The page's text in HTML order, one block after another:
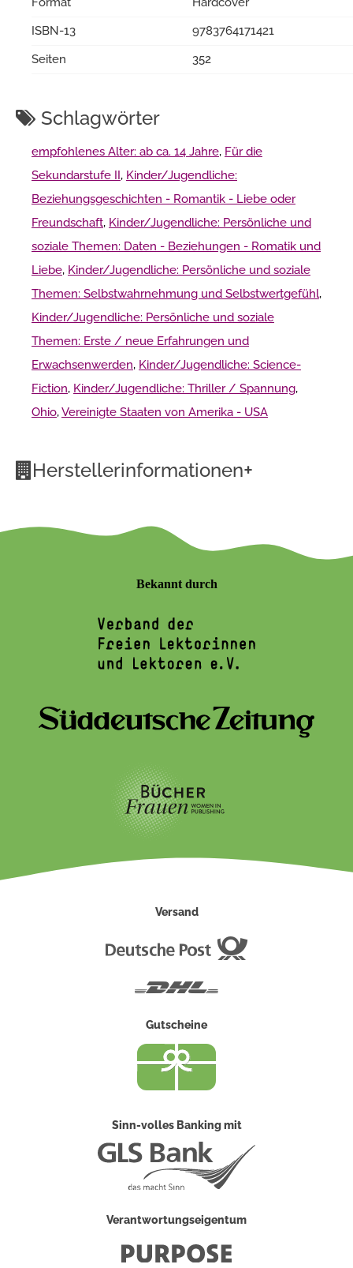
ISBN-13
9783764171421
Seiten
352
Schlagwörter
empfohlenes Alter: ab ca. 14 Jahre, Für die
Sekundarstufe II, Kinder/Jugendliche:
Beziehungsgeschichten - Romantik - Liebe oder
Freundschaft, Kinder/Jugendliche: Persönliche und
soziale Themen: Daten - Beziehungen - Romatik und
Liebe, Kinder/Jugendliche: Persönliche und soziale
Themen: Selbstwahrnehmung und Selbstwertgefühl,
Kinder/Jugendliche: Persönliche und soziale
Themen: Erste / neue Erfahrungen und
Erwachsenwerden, Kinder/Jugendliche: Science-
Fiction, Kinder/Jugendliche: Thriller / Spannung,
Ohio,Vereinigte Staaten von Amerika - USA
Herstellerinformationen+
Bekannt durch
Versand
Gutscheine
Sinn-volles Banking mit
Verantwortungseigentum